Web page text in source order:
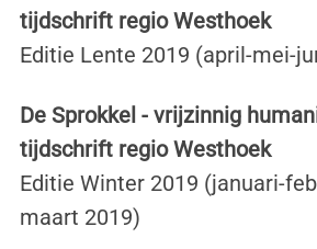
tijdschrift regio Westhoek
Editie Lente 2019 (april-mei-
De Sprokkel - vrijzinnig
tijdschrift regio Westhoek
Editie Winter 2019 (januari-
maart 2019)